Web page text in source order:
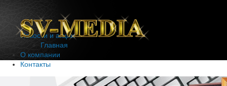
Новости и акции
Главная
О компании
Контакты